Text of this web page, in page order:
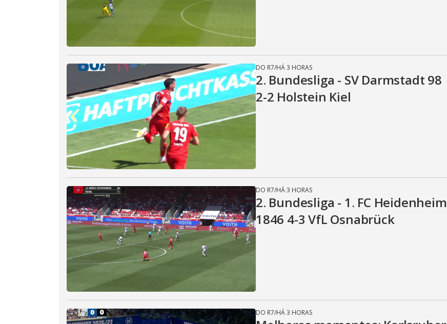
DO R7/HÁ 3 HORAS
2. Bundesliga - SV Darmstadt 98
2-2 Holstein Kiel
DO R7/HÁ 3 HORAS
2. Bundesliga - 1. FC Heidenheim
1846 4-3 VfL Osnabrück
DO R7/HÁ 3 HORAS